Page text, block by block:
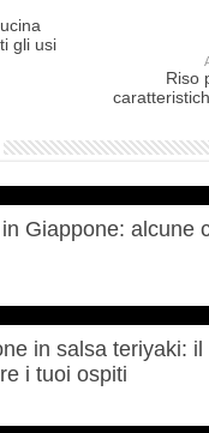
gli usi
Riso
Giappone: alcune
in salsa teriyaki:
i tuoi ospiti